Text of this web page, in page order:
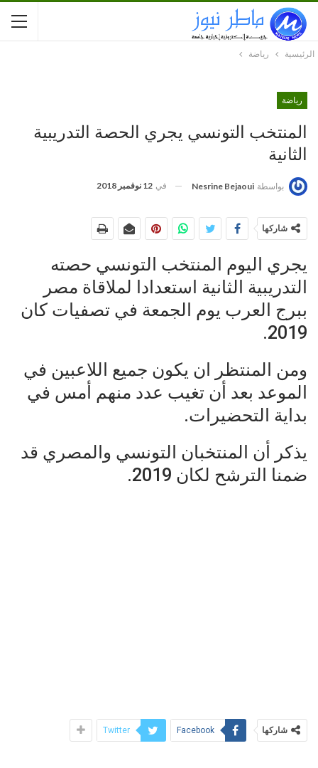
الرئيسية رياضة
رياضة
المنتخب التونسي يجري الحصة التدريبية
الثانية
بواسطة Nesrine Bejaoui في 12 نوفمبر 2018
شاركها
يجري اليوم المنتخب التونسي حصته
التدريبية الثانية استعدادا لملاقاة مصر
ببرج العرب يوم الجمعة في تصفيات كان
2019.
ومن المنتظر ان يكون جميع اللاعبين في
الموعد بعد أن تغيب عدد منهم أمس في
بداية التحضيرات.
يذكر أن المنتخبان التونسي والمصري قد
ضمنا الترشح لكان 2019.
شاركها Facebook
Twitter